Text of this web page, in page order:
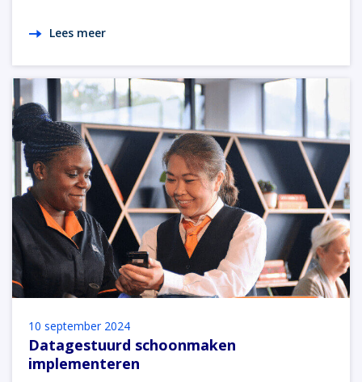
Lees meer
10 september 2024
Datagestuurd schoonmaken
implementeren